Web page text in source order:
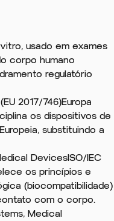
usado em exames
corpo humano
regulatório
2017/746)Europa
os dispositivos de
substituindo a
DevicesISO/IEC
os princípios e
(biocompatibilidade)
com o corpo.
Medical